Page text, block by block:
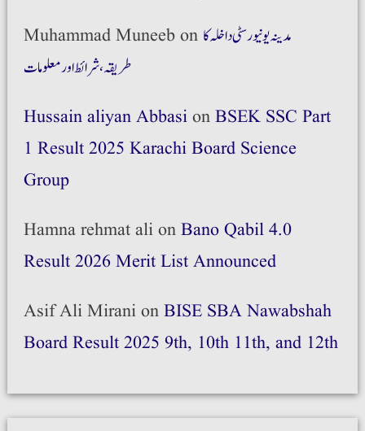
Muhammad Muneebon مدینہ یونیورسٹی داخلہ کا
طریقہ،شرائط اور معلومات
Hussain aliyan AbbasionBSEK SSC Part
1 Result 2025 Karachi Board Science
Group
Hamna rehmat alionBano Qabil 4.0
Result 2026 Merit List Announced
Asif Ali MiranionBISE SBA Nawabshah
Board Result 2025 9th, 10th 11th, and 12th